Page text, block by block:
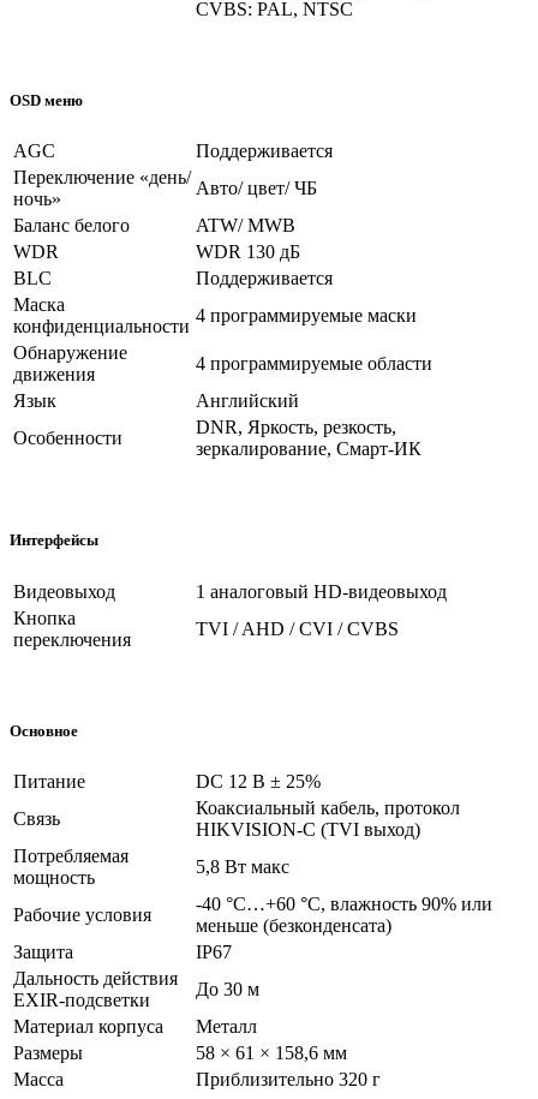
CVBS: PAL, NTSC
OSD меню
AGC
Поддерживается
Переключение «день/
ночь»
Авто/ цвет/ ЧБ
Баланс белого
ATW/ MWB
WDR
WDR 130 дБ
BLC
Поддерживается
Маска
конфиденциальности
4 программируемые маски
Обнаружение
движения
4 программируемые области
Язык
Английский
Особенности
DNR, Яркость, резкость,
зеркалирование, Смарт-ИК
Интерфейсы
Видеовыход
1 аналоговый HD-видеовыход
Кнопка
переключения
TVI / AHD / CVI / CVBS
Основное
Питание
DC 12 В ± 25%
Связь
Коаксиальный кабель, протокол
HIKVISION-C (TVI выход)
Потребляемая
мощность
5,8 Вт макс
Рабочие условия
-40 °C…+60 °C, влажность 90% или
меньше (безконденсата)
Защита
IP67
Дальность действия
EXIR-подсветки
До 30 м
Материал корпуса
Металл
Размеры
58 × 61 × 158,6 мм
Масса
Приблизительно 320 г